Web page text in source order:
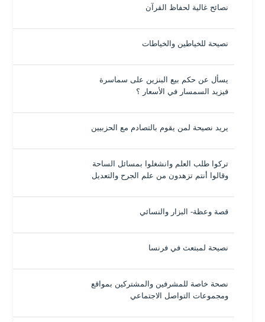
نصائح غالية لحفاظ القرآن
نصيحة للخياطين والخياطات
يسأل عن حكم بيع البنزين على سماسرة
فيزيد السمسار في الأسعار ؟
يريد نصيحة لمن يقوم بالتصادم مع الحزبيين
تركوا طلب العلم وانشغلوا بمسائل الساحة
وقالوا أنتم تزهدون من علم الجرح والتعديل
قصة وعظة- البزار والنسائي
نصيحة لمبتعث في فرنسا
نصحة خاصة للمشرفين والمشتركين بمواقع
ومجموعات التواصل الاجتماعي